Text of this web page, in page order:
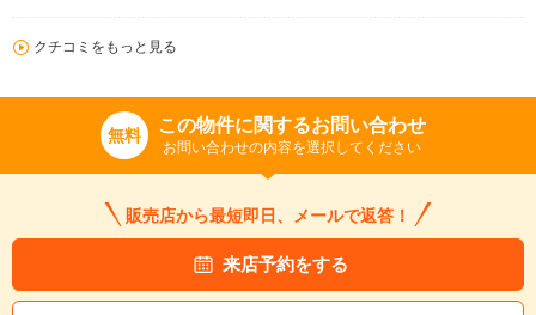
クチコミをもっと見る
無料 この物件に関するお問い合わせ
お問い合わせの内容を選択してください
販売店から最短即日、メールで返答！
来店予約をする